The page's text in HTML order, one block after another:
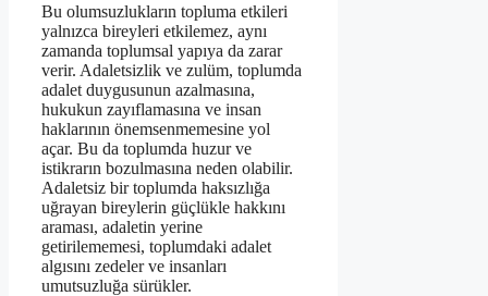
Bu olumsuzlukların topluma etkileri
yalnızca bireyleri etkilemez, aynı
zamanda toplumsal yapıya da zarar
verir. Adaletsizlik ve zulüm, toplumda
adalet duygusunun azalmasına,
hukukun zayıflamasına ve insan
haklarının önemsenmemesine yol
açar. Bu da toplumda huzur ve
istikrarın bozulmasına neden olabilir.
Adaletsiz bir toplumda haksızlığa
uğrayan bireylerin güçlükle hakkını
araması, adaletin yerine
getirilememesi, toplumdaki adalet
algısını zedeler ve insanları
umutsuzluğa sürükler.